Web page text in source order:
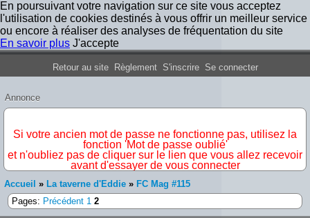
En poursuivant votre navigation sur ce site vous acceptez
l'utilisation de cookies destinés à vous offrir un meilleur service
ou encore à réaliser des analyses de fréquentation du site
En savoir plus J'accepte
Forum Iron Maiden France
Retour au site Règlement S'inscrire Se connecter
Annonce
Si votre ancien mot de passe ne fonctionne pas, utilisez la
fonction 'Mot de passe oublié'
et n'oubliez pas de cliquer sur le lien que vous allez recevoir
avant d'essayer de vous connecter
Accueil » La taverne d'Eddie » FC Mag #115
Pages: Précédent 1 2